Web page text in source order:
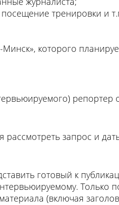
тренировки и
которого
репортер
запрос и
готовый к
Только
(включая